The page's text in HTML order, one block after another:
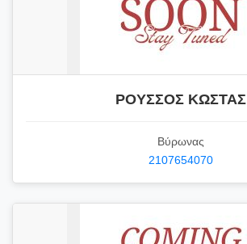
ΡΟΥΣΣΟΣ ΚΩΣΤΑΣ
Βύρωνας
2107654070